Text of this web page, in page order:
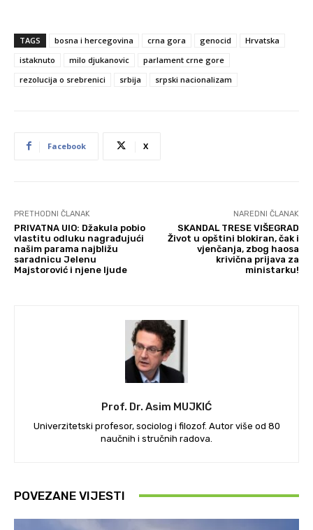
TAGS bosna i hercegovina crna gora genocid
Hrvatska
istaknuto
milo djukanovic
parlament crne gore
rezolucija o srebrenici
srbija srpski nacionalizam
Facebook X
PRETHODNI ČLANAK
PRIVATNA UIO: Džakula pobio
vlastitu odluku nagrađujući
našim parama najbližu
saradnicu Jelenu
Majstorović i njene ljude
NAREDNI ČLANAK
SKANDAL TRESE VIŠEGRAD
Život u opštini blokiran, čak i
vjenčanja, zbog haosa
krivična prijava za
ministarku!
Prof. Dr. Asim MUJKIĆ
Univerzitetski profesor, sociolog i filozof. Autor više od 80
naučnih i stručnih radova.
POVEZANE VIJESTI